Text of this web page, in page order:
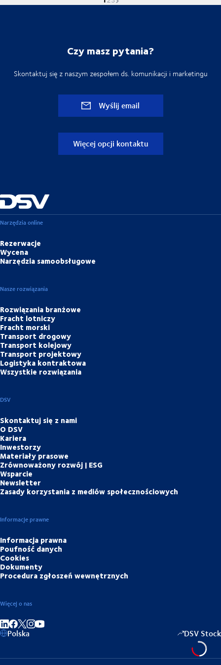
Czy masz pytania?
Skontaktuj się z naszym zespołem ds. komunikacji i marketingu
Wyślij email
Więcej opcji kontaktu
Narzędzia online
Rezerwacje
Wycena
Narzędzia samoobsługowe
Nasze rozwiązania
Rozwiązania branżowe
Fracht lotniczy
Fracht morski
Transport drogowy
Transport kolejowy
Transport projektowy
Logistyka kontraktowa
Wszystkie rozwiązania
DSV
Skontaktuj się z nami
O DSV
Kariera
Inwestorzy
Materiały prasowe
Zrównoważony rozwój | ESG
Wsparcie
Newsletter
Zasady korzystania z mediów społecznościowych
Informacje prawne
Informacja prawna
Poufność danych
Cookies
Dokumenty
Procedura zgłoszeń wewnętrznych
Więcej o nas
Share on linkedIn
Share on Facebook
Share on Instagram
Polska DSV Stock